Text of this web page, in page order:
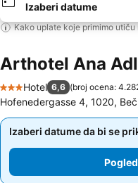
Izaberi datume
Kako uplate koje primimo utiču
Arthotel Ana
3 Zvezdice
Hotel 6,6 (broj ocena:
Hofenedergasse 4, 1020,
Izaberi datume da bi se
Izaberi datume da bi se